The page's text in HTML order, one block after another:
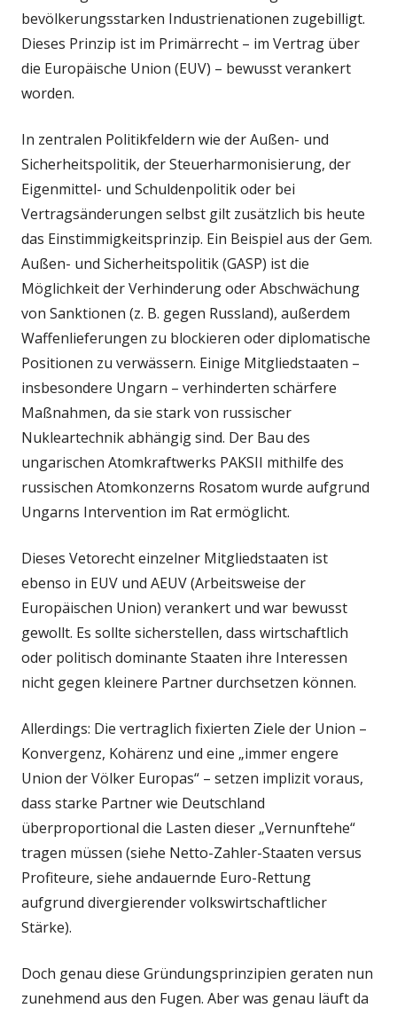
bevölkerungsstarken Industrienationen zugebilligt.
Dieses Prinzip ist im Primärrecht – im Vertrag über
die Europäische Union (EUV) – bewusst verankert
worden.
In zentralen Politikfeldern wie der Außen- und
Sicherheitspolitik, der Steuerharmonisierung, der
Eigenmittel- und Schuldenpolitik oder bei
Vertragsänderungen selbst gilt zusätzlich bis heute
das Einstimmigkeitsprinzip. Ein Beispiel aus der Gem.
Außen- und Sicherheitspolitik (GASP) ist die
Möglichkeit der Verhinderung oder Abschwächung
von Sanktionen (z. B. gegen Russland), außerdem
Waffenlieferungen zu blockieren oder diplomatische
Positionen zu verwässern. Einige Mitgliedstaaten –
insbesondere Ungarn – verhinderten schärfere
Maßnahmen, da sie stark von russischer
Nukleartechnik abhängig sind. Der Bau des
ungarischen Atomkraftwerks PAKSII mithilfe des
russischen Atomkonzerns Rosatom wurde aufgrund
Ungarns Intervention im Rat ermöglicht.
Dieses Vetorecht einzelner Mitgliedstaaten ist
ebenso in EUV und AEUV (Arbeitsweise der
Europäischen Union) verankert und war bewusst
gewollt. Es sollte sicherstellen, dass wirtschaftlich
oder politisch dominante Staaten ihre Interessen
nicht gegen kleinere Partner durchsetzen können.
Allerdings: Die vertraglich fixierten Ziele der Union –
Konvergenz, Kohärenz und eine „immer engere
Union der Völker Europas“ – setzen implizit voraus,
dass starke Partner wie Deutschland
überproportional die Lasten dieser „Vernunftehe“
tragen müssen (siehe Netto-Zahler-Staaten versus
Profiteure, siehe andauernde Euro-Rettung
aufgrund divergierender volkswirtschaftlicher
Stärke).
Doch genau diese Gründungsprinzipien geraten nun
zunehmend aus den Fugen. Aber was genau läuft da